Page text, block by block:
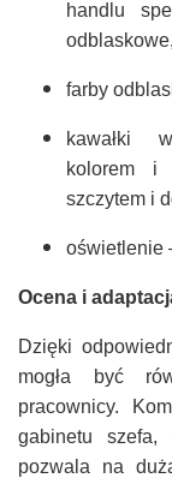
handlu
farby
kawałki
kolorem i
szczytem i
oświetlenie
Ocena i
Dzięki
mogła być
pracownicy.
gabinetu szefa,
pozwala na